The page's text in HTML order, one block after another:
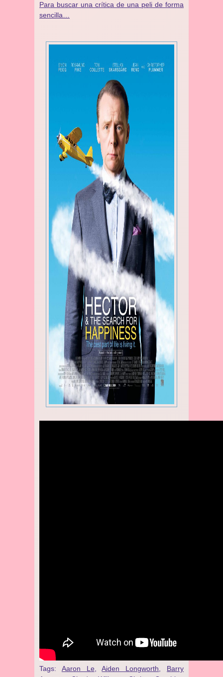
Para buscar una crítica de una peli de forma
sencilla…
Tags: Aaron Le ,Aiden Longworth
Barry